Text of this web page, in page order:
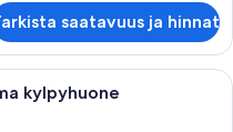
saatavuus ja hinnat
käytännöllinen makuuhuone,
kylpyhuone